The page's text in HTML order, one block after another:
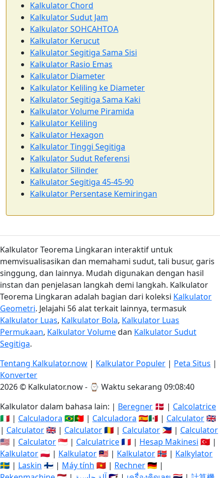
Kalkulator Chord
Kalkulator Sudut Jam
Kalkulator SOHCAHTOA
Kalkulator Kerucut
Kalkulator Segitiga Sama Sisi
Kalkulator Rasio Emas
Kalkulator Diameter
Kalkulator Keliling ke Diameter
Kalkulator Segitiga Sama Kaki
Kalkulator Volume Piramida
Kalkulator Keliling
Kalkulator Hexagon
Kalkulator Tinggi Segitiga
Kalkulator Sudut Referensi
Kalkulator Silinder
Kalkulator Segitiga 45-45-90
Kalkulator Persentase Kemiringan
Kalkulator Teorema Lingkaran interaktif untuk
memvisualisasikan dan memahami sudut, tali busur, garis
singgung, dan lainnya. Mudah digunakan dengan hasil
instan dan penjelasan langkah demi langkah. Kalkulator
Teorema Lingkaran adalah bagian dari koleksi Kalkulator
Geometri. Jelajahi 56 alat terkait lainnya, termasuk
Kalkulator Luas, Kalkulator Bola, Kalkulator Luas
Permukaan, Kalkulator Volumedan Kalkulator Sudut
Segitiga.
Tentang Kalkulator.now | Kalkulator Populer | Peta Situs |
Konverter
2026 © Kalkulator.now - ⌚ Waktu sekarang 09:08:40
Kalkulator dalam bahasa lain: | Beregner 🇩🇰 | Calcolatrice
🇮🇹 | Calculadora 🇧🇷🇵🇹 | Calculadora 🇪🇸🇲🇽 | Calculator🇬🇧
| Calculator🇬🇧 | Calculator🇷🇴 | Calculator 🇵🇭 | Calculator
🇺🇸 | Calculator🇸🇬 | Calculatrice🇫🇷 | Hesap Makinesi 🇹🇷 |
Kalkulator🇵🇱 | Kalkulator🇲🇾 | Kalkulator🇳🇴 | Kalkylator
🇸🇪 | Laskin 🇫🇮 | Máy tính 🇻🇳 | Rechner🇩🇪 |